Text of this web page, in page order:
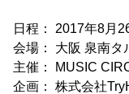
日程： 2017年8月
会場： 大阪 泉南タ
主催： MUSIC
企画： 株式会社